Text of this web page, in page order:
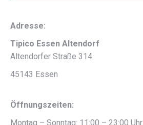
Adresse:
Tipico Essen Altendorf
Altendorfer Straße 314
45143 Essen
Öffnungszeiten:
Montag – Sonntag: 11:00 – 23:00 Uhr